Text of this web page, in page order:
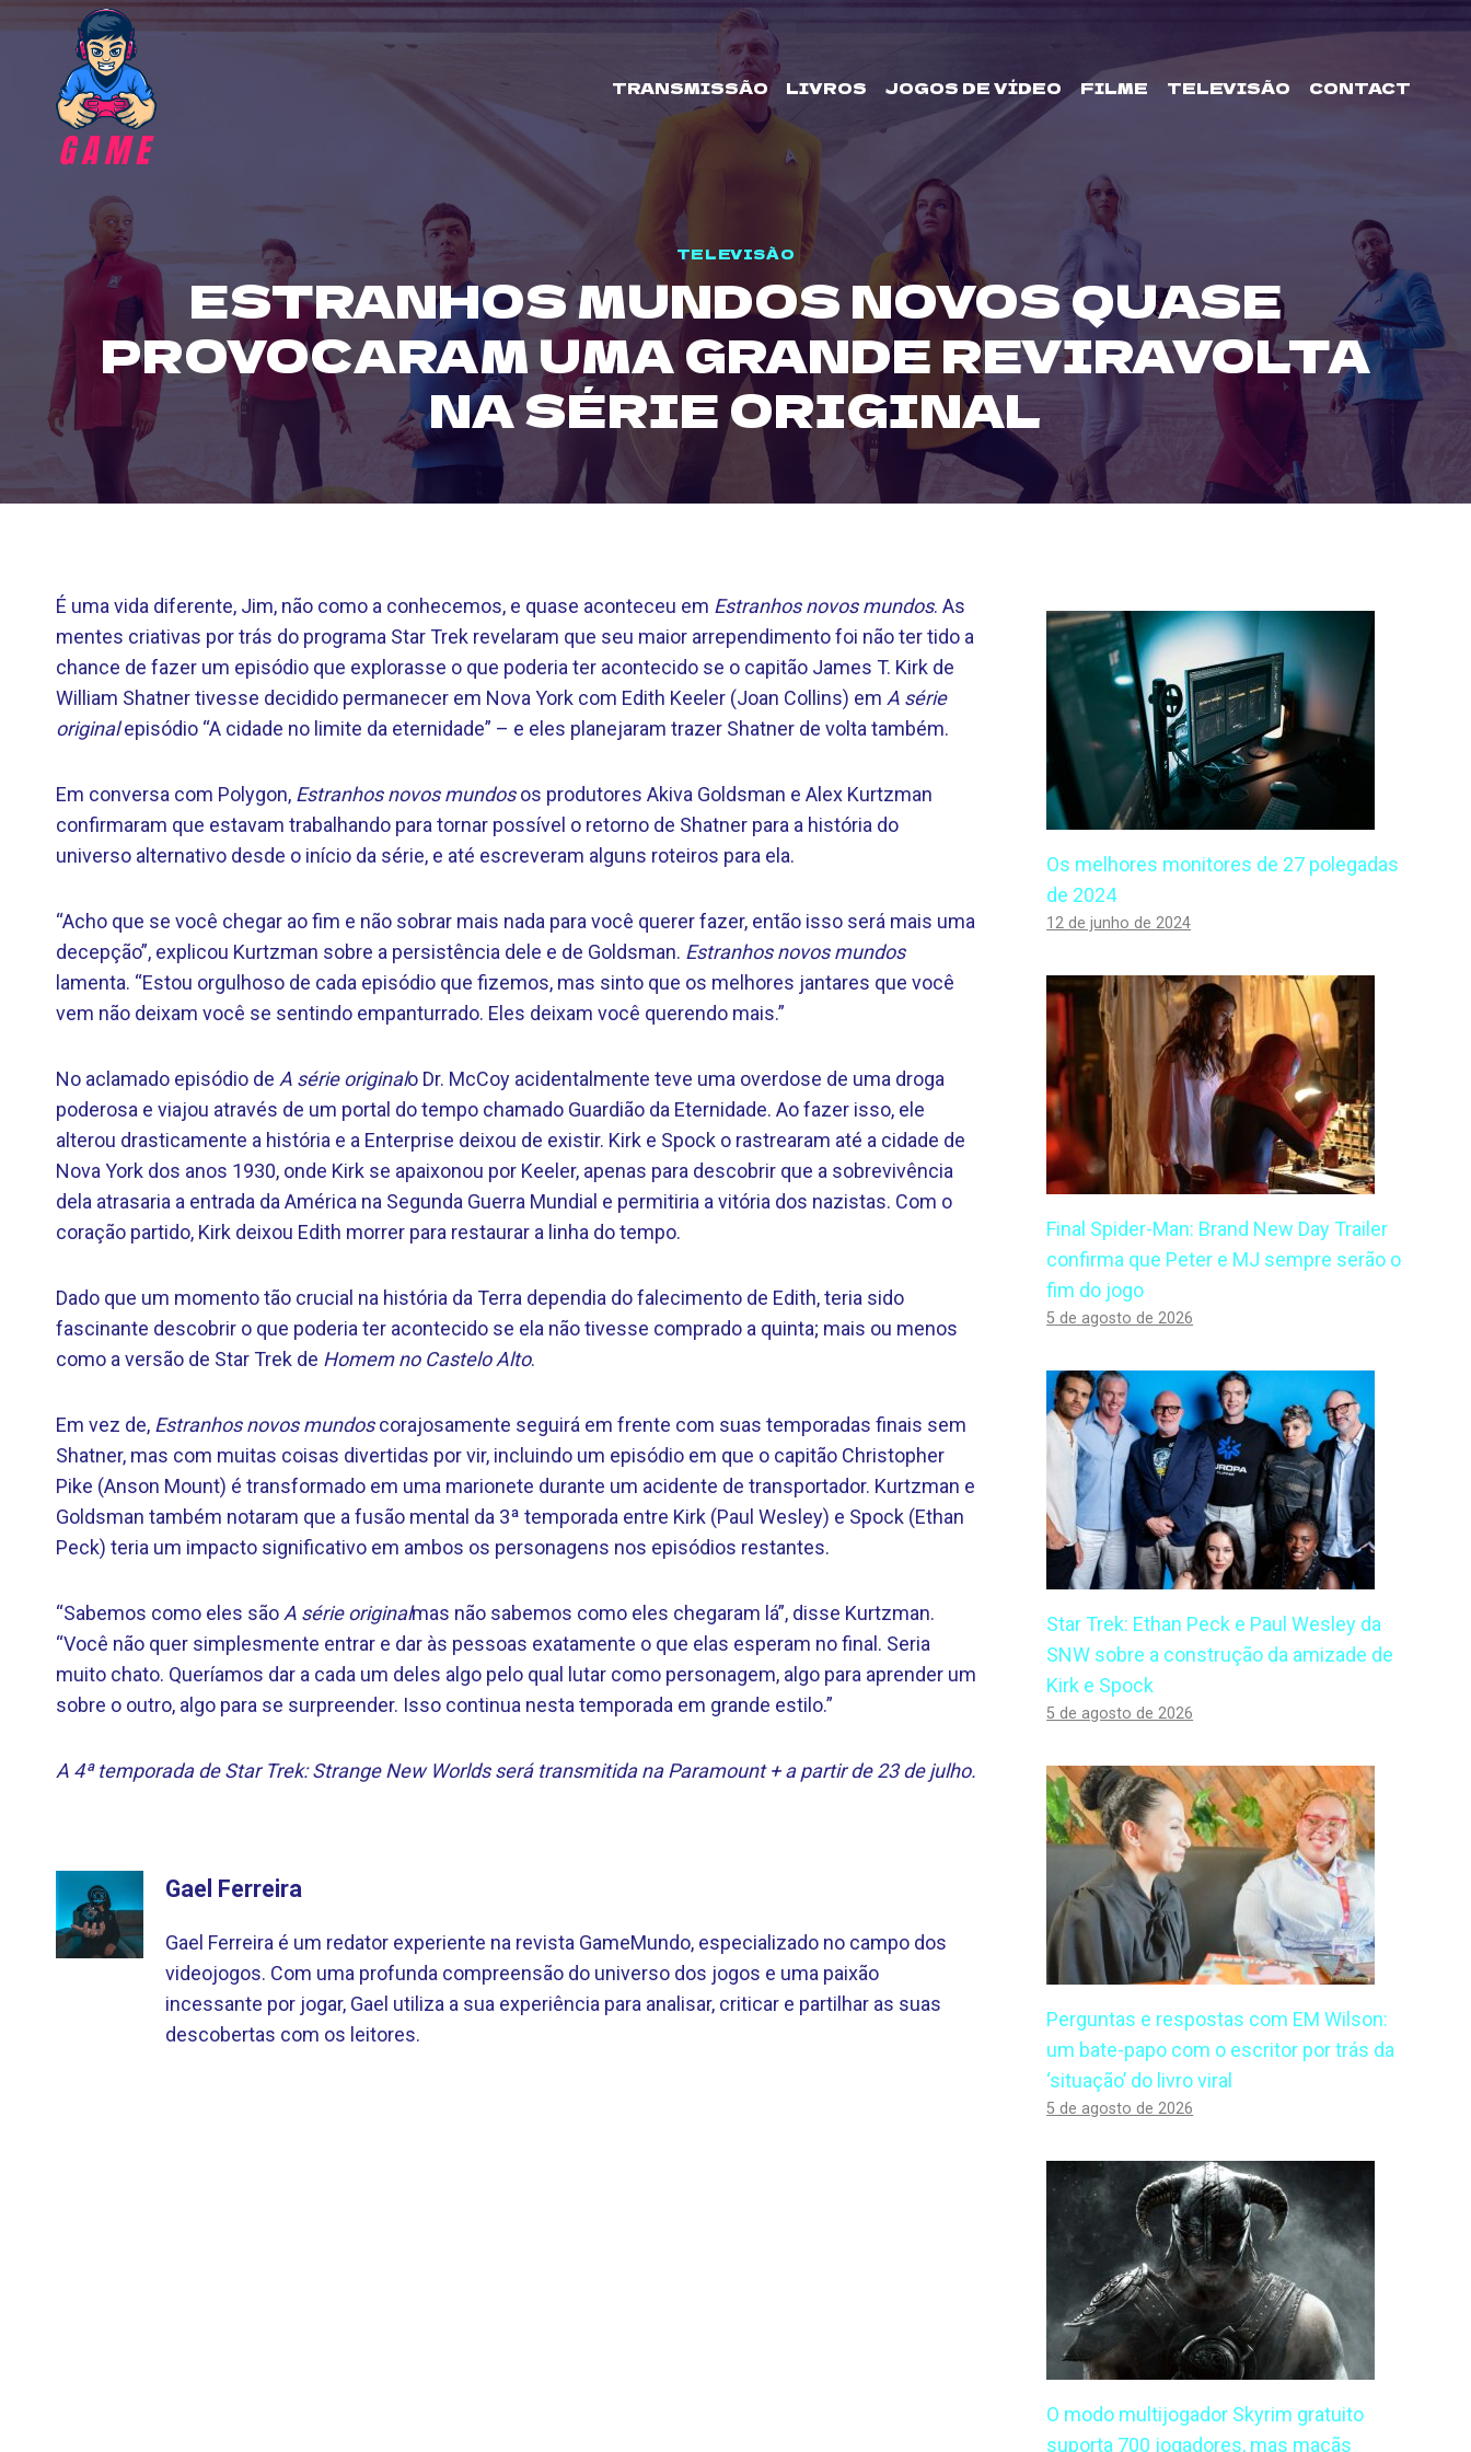
content
TRANSMISSÃO LIVROS JOGOS DE VÍDEO FILME TELEVISÃO CONTACT
TELEVISÃO
ESTRANHOS MUNDOS NOVOS QUASE
PROVOCARAM UMA GRANDE REVIRAVOLTA
NA SÉRIE ORIGINAL
É uma vida diferente, Jim, não como a conhecemos, e quase aconteceu em Estranhos novos mundos. As
mentes criativas por trás do programa Star Trek revelaram que seu maior arrependimento foi não ter tido a
chance de fazer um episódio que explorasse o que poderia ter acontecido se o capitão James T. Kirk de
William Shatner tivesse decidido permanecer em Nova York com Edith Keeler (Joan Collins) em A série
originalepisódio “A cidade no limite da eternidade” – e eles planejaram trazer Shatner de volta também.
Em conversa com Polygon, Estranhos novos mundosos produtores Akiva Goldsman e Alex Kurtzman
confirmaram que estavam trabalhando para tornar possível o retorno de Shatner para a história do
universo alternativo desde o início da série, e até escreveram alguns roteiros para ela.
“Acho que se você chegar ao fim e não sobrar mais nada para você querer fazer, então isso será mais uma
decepção”, explicou Kurtzman sobre a persistência dele e de Goldsman. Estranhos novos mundos
lamenta. “Estou orgulhoso de cada episódio que fizemos, mas sinto que os melhores jantares que você
vem não deixam você se sentindo empanturrado. Eles deixam você querendo mais.”
No aclamado episódio de A série originalo Dr. McCoy acidentalmente teve uma overdose de uma droga
poderosa e viajou através de um portal do tempo chamado Guardião da Eternidade. Ao fazer isso, ele
alterou drasticamente a história e a Enterprise deixou de existir. Kirk e Spock o rastrearam até a cidade de
Nova York dos anos 1930, onde Kirk se apaixonou por Keeler, apenas para descobrir que a sobrevivência
dela atrasaria a entrada da América na Segunda Guerra Mundial e permitiria a vitória dos nazistas. Com o
coração partido, Kirk deixou Edith morrer para restaurar a linha do tempo.
Dado que um momento tão crucial na história da Terra dependia do falecimento de Edith, teria sido
fascinante descobrir o que poderia ter acontecido se ela não tivesse comprado a quinta; mais ou menos
como a versão de Star Trek de Homem no Castelo Alto.
Em vez de, Estranhos novos mundoscorajosamente seguirá em frente com suas temporadas finais sem
Shatner, mas com muitas coisas divertidas por vir, incluindo um episódio em que o capitão Christopher
Pike (Anson Mount) é transformado em uma marionete durante um acidente de transportador. Kurtzman e
Goldsman também notaram que a fusão mental da 3ª temporada entre Kirk (Paul Wesley) e Spock (Ethan
Peck) teria um impacto significativo em ambos os personagens nos episódios restantes.
“Sabemos como eles são A série originalmas não sabemos como eles chegaram lá”, disse Kurtzman.
“Você não quer simplesmente entrar e dar às pessoas exatamente o que elas esperam no final. Seria
muito chato. Queríamos dar a cada um deles algo pelo qual lutar como personagem, algo para aprender um
sobre o outro, algo para se surpreender. Isso continua nesta temporada em grande estilo.”
A 4ª temporada de Star Trek: Strange New Worlds será transmitida na Paramount + a partir de 23 de julho.
Gael Ferreira
Gael Ferreira é um redator experiente na revista GameMundo, especializado no campo dos
videojogos. Com uma profunda compreensão do universo dos jogos e uma paixão
incessante por jogar, Gael utiliza a sua experiência para analisar, criticar e partilhar as suas
descobertas com os leitores.
Os melhores monitores de 27 polegadas
de 2024
12 de junho de 2024
Final Spider-Man: Brand New Day Trailer
confirma que Peter e MJ sempre serão o
fim do jogo
5 de agosto de 2026
Star Trek: Ethan Peck e Paul Wesley da
SNW sobre a construção da amizade de
Kirk e Spock
5 de agosto de 2026
Perguntas e respostas com EM Wilson:
um bate-papo com o escritor por trás da
‘situação’ do livro viral
5 de agosto de 2026
O modo multijogador Skyrim gratuito
suporta 700 jogadores, mas maçãs